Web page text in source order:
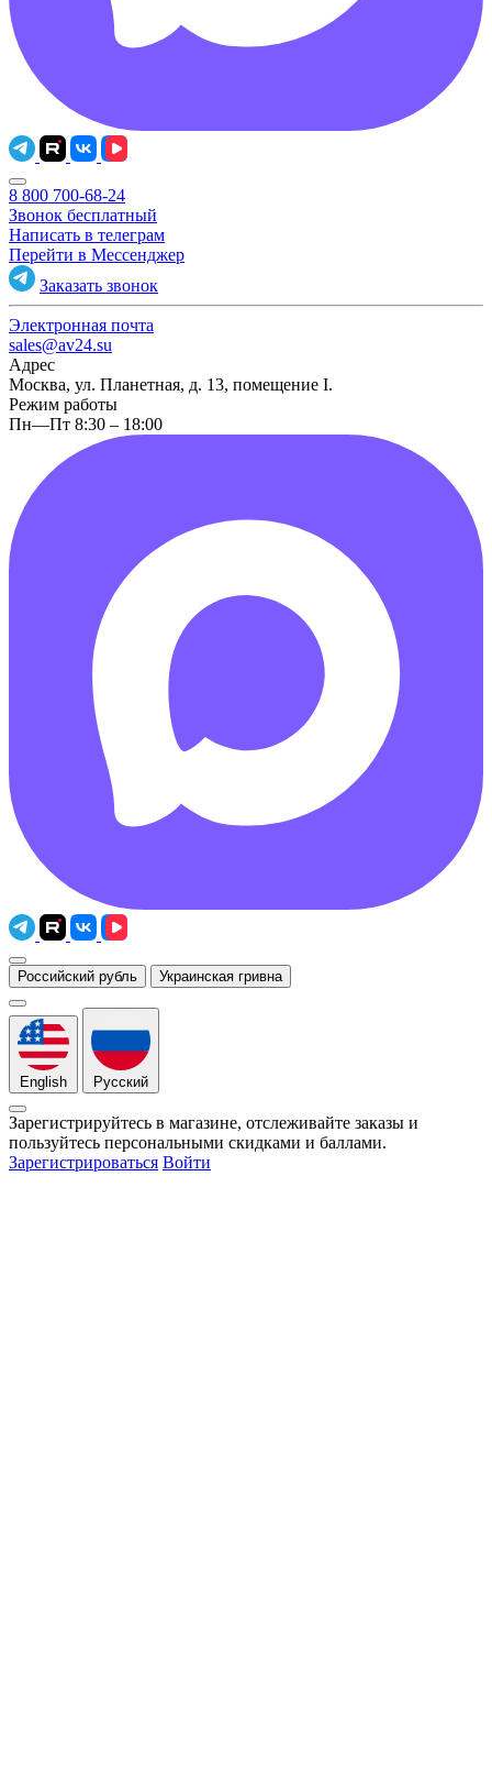
8 800 700-68-24
Звонок бесплатный
Написать в телеграм
Перейти в Мессенджер
Заказать звонок
Электронная почта
sales@av24.su
Адрес
Москва, ул. Планетная, д. 13, помещение I.
Режим работы
Пн—Пт 8:30 – 18:00
Российский рубль Украинская гривна
English Русский
Зарегистрируйтесь в магазине, отслеживайте заказы и
пользуйтесь персональными скидками и баллами.
Зарегистрироваться Войти